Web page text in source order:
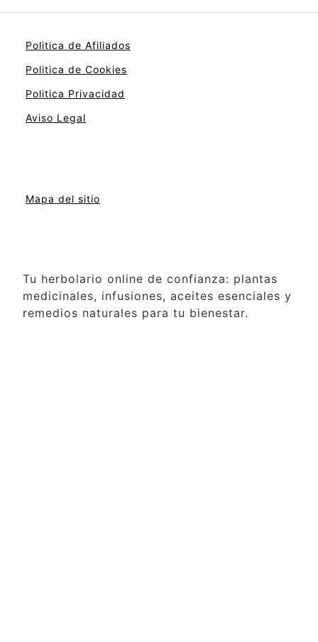
Politica de Afiliados
Politica de Cookies
Politica Privacidad
Aviso Legal
Mapa del sitio
Tu herbolario online de confianza: plantas
medicinales, infusiones, aceites esenciales y
remedios naturales para tu bienestar.